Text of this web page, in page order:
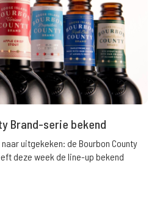
Brand-serie bekend
uitgekeken: de Bourbon County
deze week de line-up bekend